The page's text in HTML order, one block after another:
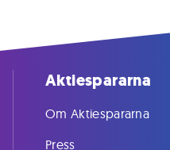
Aktiespararna
Om Aktiespararna
Press